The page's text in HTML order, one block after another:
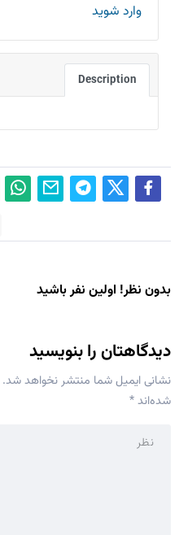
وارد شوید
Description
بدون نظر! اولین نفر باشید
دیدگاهتان را بنویسید
نشانی ایمیل شما منتشر نخواهد شد.
شده‌اند*